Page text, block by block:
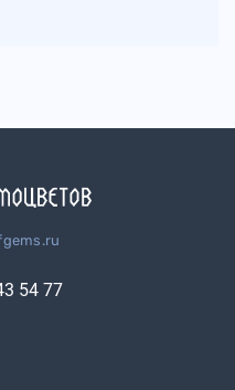
54 77